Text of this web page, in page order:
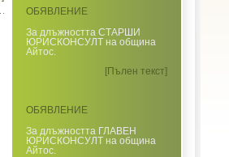
ОБЯВЛЕНИЕ
За длъжността СТАРШИ
ЮРИСКОНСУЛТ на община
Айтос.
[Пълен текст]
ОБЯВЛЕНИЕ
За длъжността ГЛАВЕН
ЮРИСКОНСУЛТ на община
Айтос.